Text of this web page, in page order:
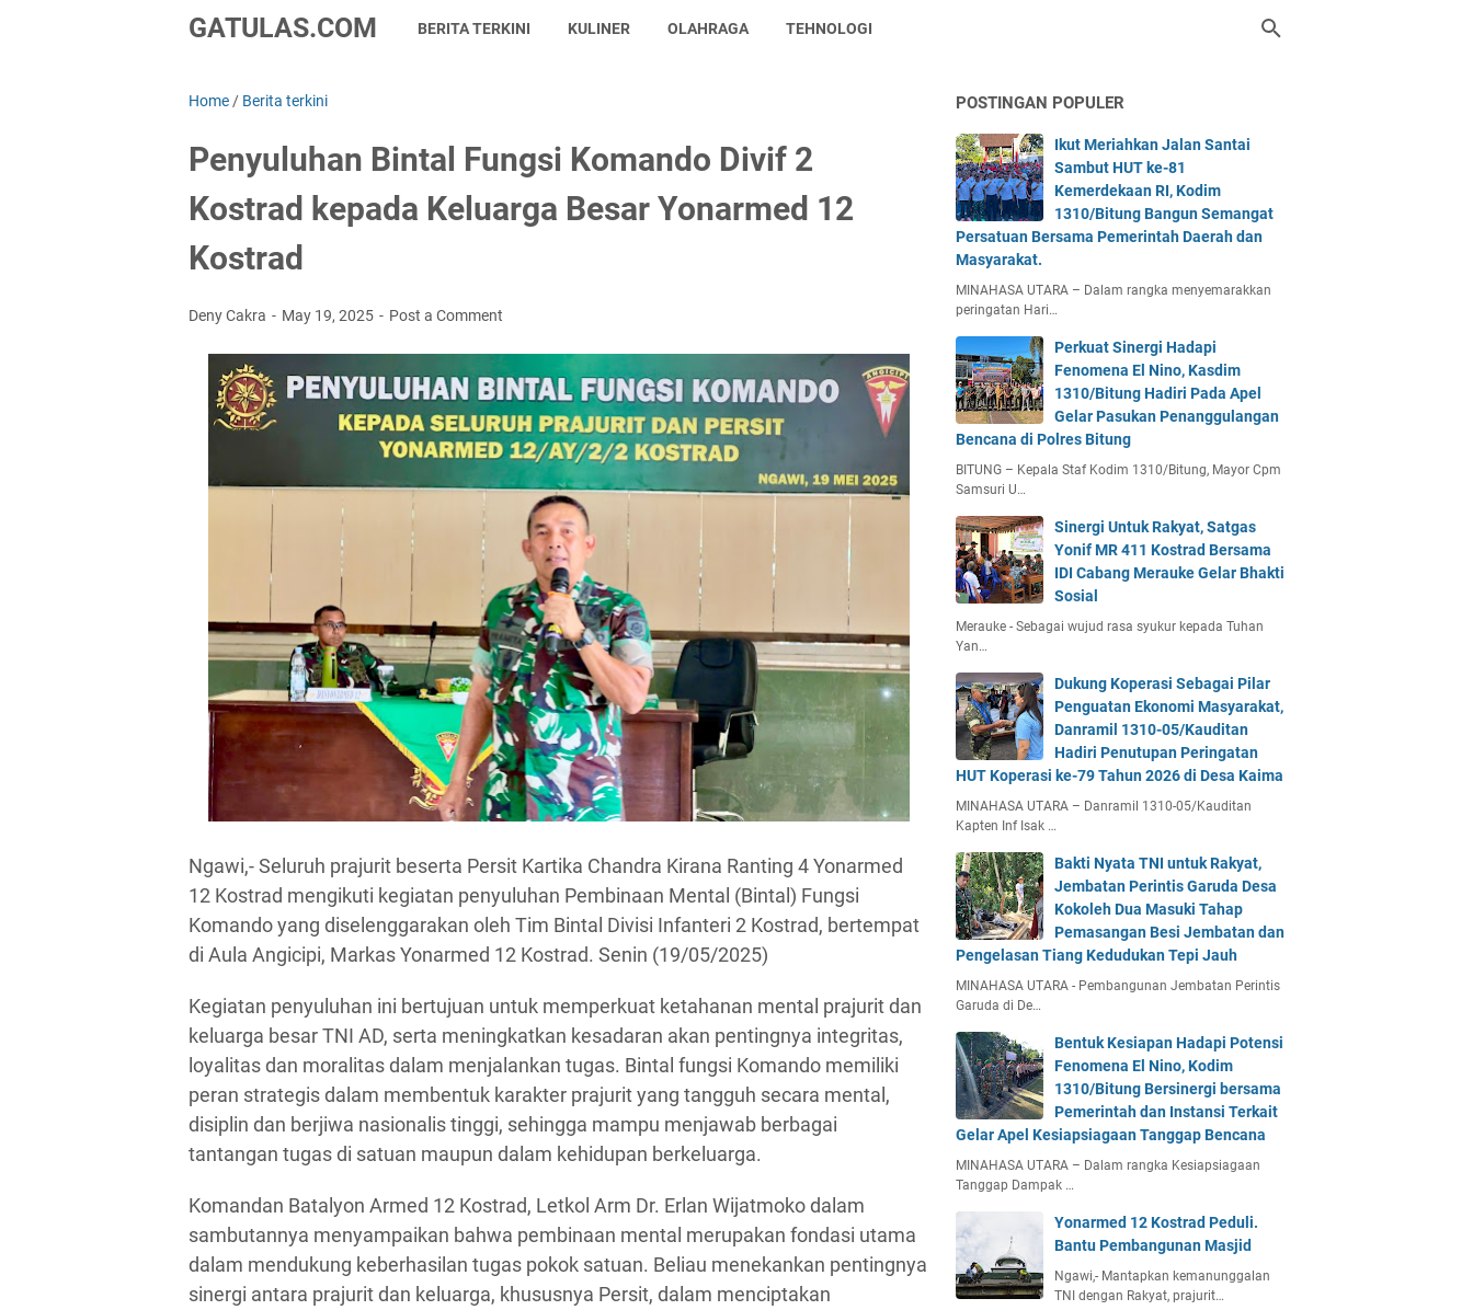
GATULAS.COM BERITA TERKINI KULINER OLAHRAGA TEHNOLOGI
Home / Berita terkini
Penyuluhan Bintal Fungsi Komando Divif 2
Kostrad kepada Keluarga Besar Yonarmed 12
Kostrad
Deny Cakra May 19, 2025 Post a Comment
Ngawi,- Seluruh prajurit beserta Persit Kartika Chandra Kirana Ranting 4 Yonarmed
12 Kostrad mengikuti kegiatan penyuluhan Pembinaan Mental (Bintal) Fungsi
Komando yang diselenggarakan oleh Tim Bintal Divisi Infanteri 2 Kostrad, bertempat
di Aula Angicipi, Markas Yonarmed 12 Kostrad. Senin (19/05/2025)
Kegiatan penyuluhan ini bertujuan untuk memperkuat ketahanan mental prajurit dan
keluarga besar TNI AD, serta meningkatkan kesadaran akan pentingnya integritas,
loyalitas dan moralitas dalam menjalankan tugas. Bintal fungsi Komando memiliki
peran strategis dalam membentuk karakter prajurit yang tangguh secara mental,
disiplin dan berjiwa nasionalis tinggi, sehingga mampu menjawab berbagai
tantangan tugas di satuan maupun dalam kehidupan berkeluarga.
Komandan Batalyon Armed 12 Kostrad, Letkol Arm Dr. Erlan Wijatmoko dalam
sambutannya menyampaikan bahwa pembinaan mental merupakan fondasi utama
dalam mendukung keberhasilan tugas pokok satuan. Beliau menekankan pentingnya
sinergi antara prajurit dan keluarga, khususnya Persit, dalam menciptakan
POSTINGAN POPULER
Ikut Meriahkan Jalan Santai
Sambut HUT ke-81
Kemerdekaan RI, Kodim
1310/Bitung Bangun Semangat
Persatuan Bersama Pemerintah Daerah dan
Masyarakat.
MINAHASA UTARA – Dalam rangka menyemarakkan
peringatan Hari…
Perkuat Sinergi Hadapi
Fenomena El Nino, Kasdim
1310/Bitung Hadiri Pada Apel
Gelar Pasukan Penanggulangan
Bencana di Polres Bitung
BITUNG – Kepala Staf Kodim 1310/Bitung, Mayor Cpm
Samsuri U…
Sinergi Untuk Rakyat, Satgas
Yonif MR 411 Kostrad Bersama
IDI Cabang Merauke Gelar Bhakti
Sosial
Merauke - Sebagai wujud rasa syukur kepada Tuhan
Yan…
Dukung Koperasi Sebagai Pilar
Penguatan Ekonomi Masyarakat,
Danramil 1310-05/Kauditan
Hadiri Penutupan Peringatan
HUT Koperasi ke-79 Tahun 2026 di Desa Kaima
MINAHASA UTARA – Danramil 1310-05/Kauditan
Kapten Inf Isak …
Bakti Nyata TNI untuk Rakyat,
Jembatan Perintis Garuda Desa
Kokoleh Dua Masuki Tahap
Pemasangan Besi Jembatan dan
Pengelasan Tiang Kedudukan Tepi Jauh
MINAHASA UTARA - Pembangunan Jembatan Perintis
Garuda di De…
Bentuk Kesiapan Hadapi Potensi
Fenomena El Nino, Kodim
1310/Bitung Bersinergi bersama
Pemerintah dan Instansi Terkait
Gelar Apel Kesiapsiagaan Tanggap Bencana
MINAHASA UTARA – Dalam rangka Kesiapsiagaan
Tanggap Dampak …
Yonarmed 12 Kostrad Peduli.
Bantu Pembangunan Masjid
Ngawi,- Mantapkan kemanunggalan
TNI dengan Rakyat, prajurit…